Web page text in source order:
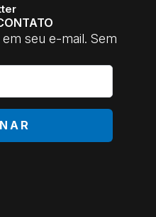
em seu e-mail. Sem